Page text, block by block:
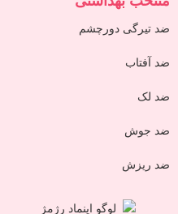
ضد تیرگی دورچشم
ضد آفتاب
ضد لک
ضد جوش
ضد ریزش